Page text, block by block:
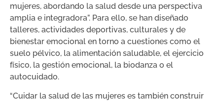
mujeres, abordando la salud desde una perspectiva
amplia e integradora”. Para ello, se han diseñado
talleres, actividades deportivas, culturales y de
bienestar emocional en torno a cuestiones como el
suelo pélvico, la alimentación saludable, el ejercicio
físico, la gestión emocional, la biodanza o el
autocuidado.
“Cuidar la salud de las mujeres es también construir